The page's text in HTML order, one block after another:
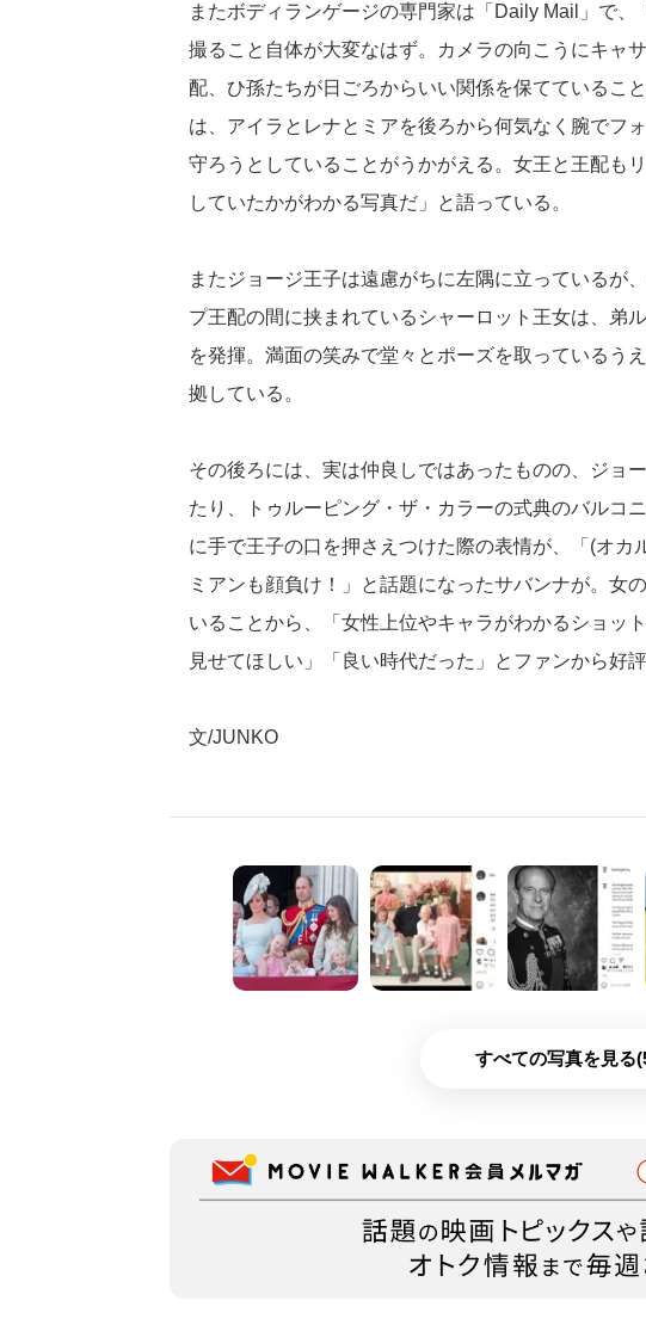
またボディランゲージの専門家は「Daily Mail」で
撮ること自体が大変なはず。カメラの向こうにキャ
配、ひ孫たちが日ごろからいい関係を保てているこ
は、アイラとレナとミアを後ろから何気なく腕でフ
守ろうとしていることがうかがえる。女王と王配も
していたかがわかる写真だ」と語っている。
またジョージ王子は遠慮がちに左隅に立っているが
プ王配の間に挟まれているシャーロット王女は、弟
を発揮。満面の笑みで堂々とポーズを取っているう
拠している。
その後ろには、実は仲良しではあったものの、ジョ
たり、トゥルーピング・ザ・カラーの式典のバルコ
に手で王子の口を押さえつけた際の表情が、「(オカ
ミアンも顔負け！」と話題になったサバンナが。女
いることから、「女性上位やキャラがわかるショッ
見せてほしい」「良い時代だった」とファンから好
文/JUNKO
すべての写真を見る